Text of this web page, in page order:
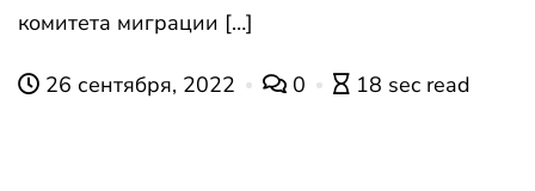
комитета миграции […]
26 сентября, 2022 0 18 sec read